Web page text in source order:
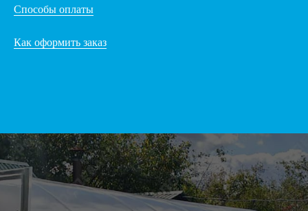
Способы оплаты
Как оформить заказ